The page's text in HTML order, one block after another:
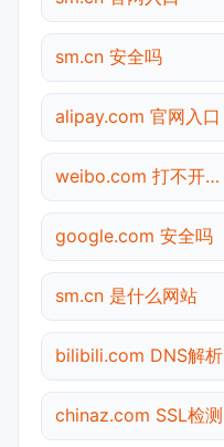
sm.cn 安全吗
alipay.com 官网入口
weibo.com 打不开检测
google.com 安全吗
sm.cn 是什么网站
bilibili.com DNS解析
chinaz.com SSL检测